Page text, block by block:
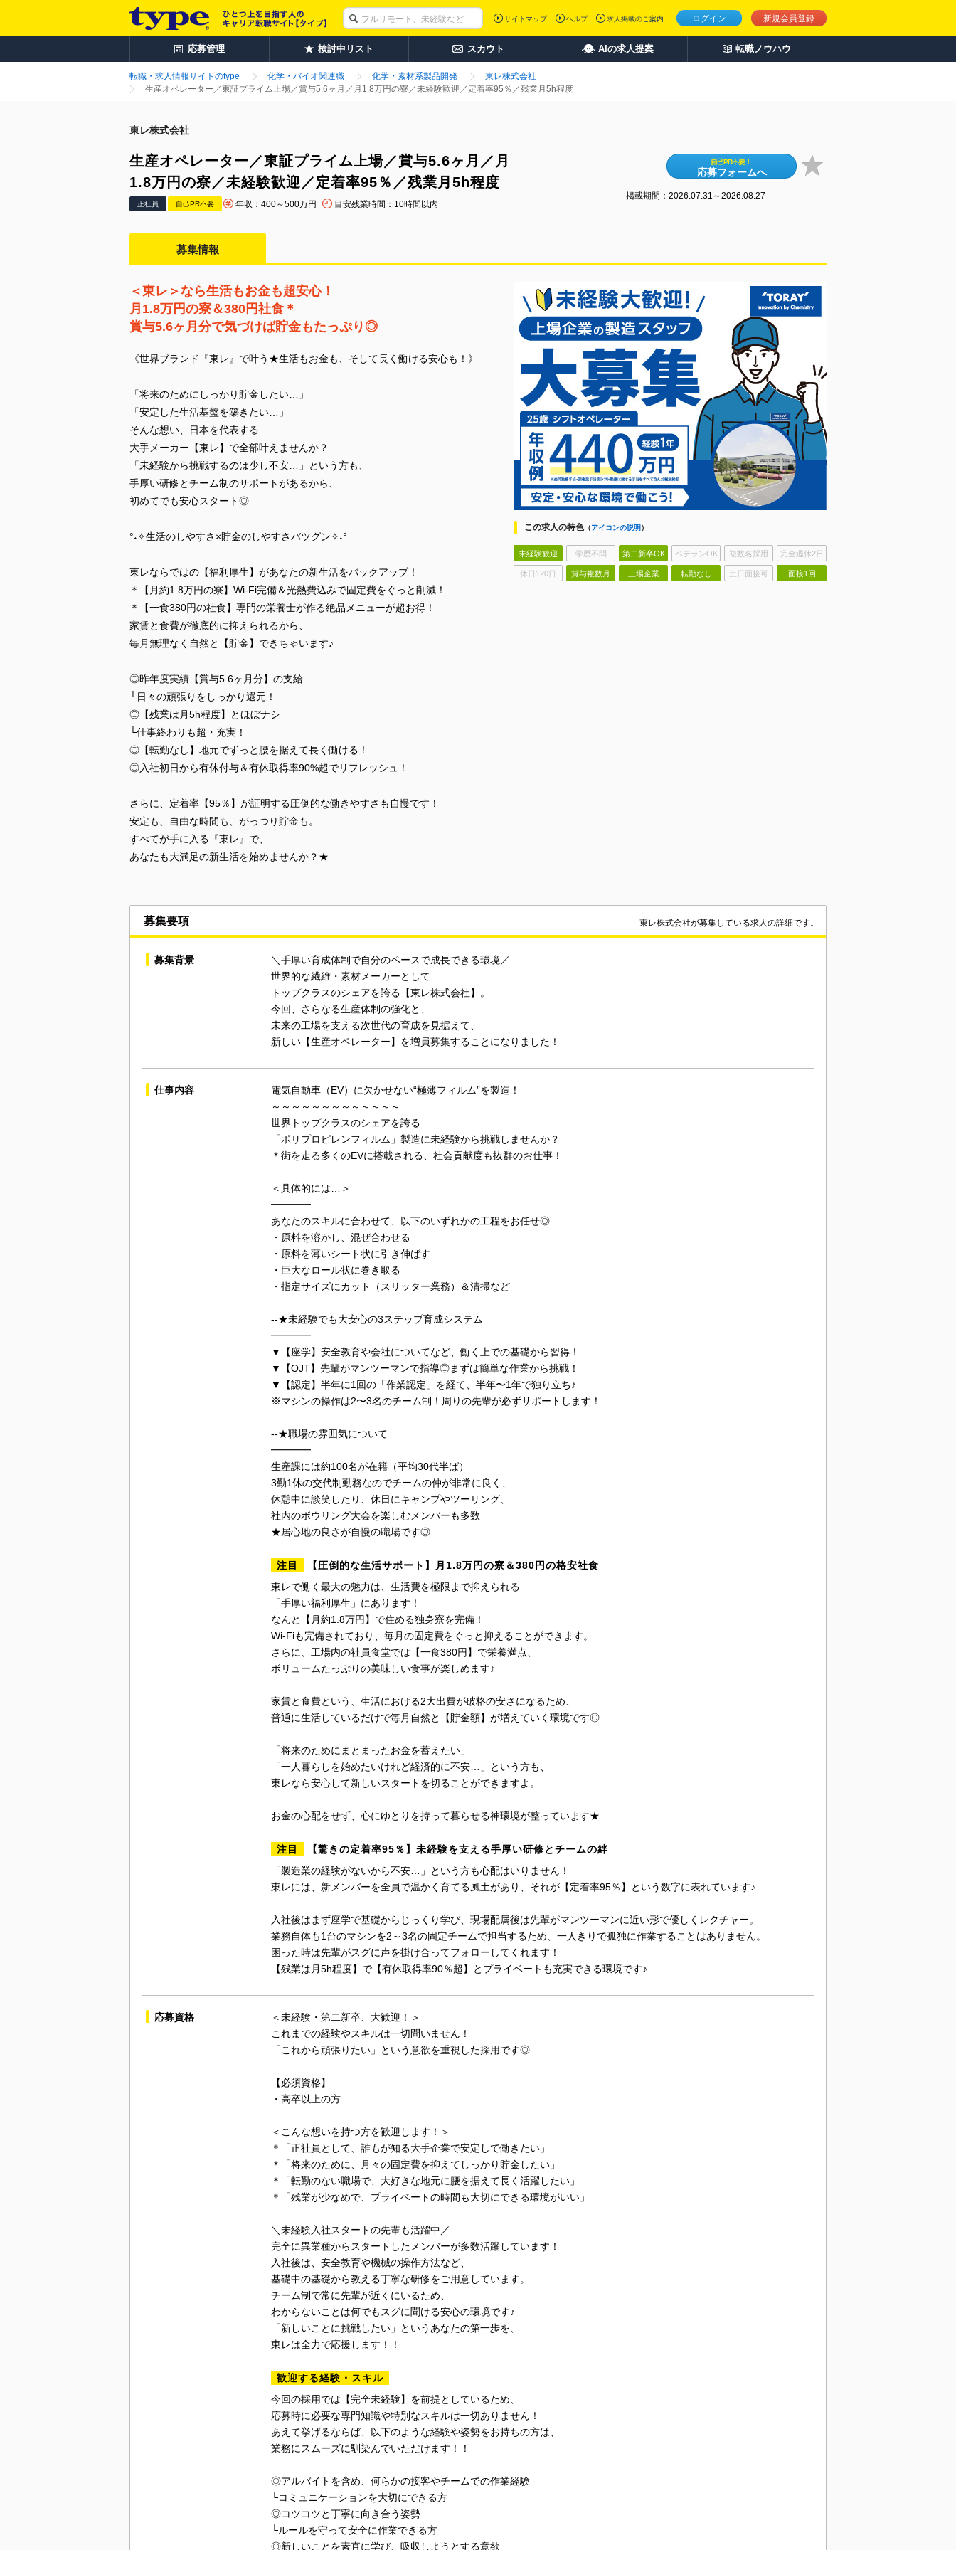
ログイン 新規会員登録
サイトマップ ヘルプ 求人掲載のご案内
応募管理 検討中リスト スカウト AIの求人提案 転職ノウハウ
転職・求人情報サイトのtype 化学・バイオ関連職 化学・素材系製品開発
東レ株式会社
生産オペレーター／東証プライム上場／賞与5.6ヶ月／月1.8万円の寮／未経験歓迎／定着率95％／残業月5h程度
東レ株式会社
生産オペレーター／東証プライム上場／賞与5.6ヶ月／月
1.8万円の寮／未経験歓迎／定着率95％／残業月5h程度
正社員 自己PR不要 年収：400～500万円 目安残業時間：10時間以内
自己PR不要！
応募フォームへ
掲載期間：2026.07.31～2026.08.27
募集情報
この求人の特色（アイコンの説明）
未経験歓迎 学歴不問 第二新卒OK ベテランOK 複数名採用 完全週休2日
休日120日 賞与複数月 上場企業 転勤なし 土日面接可 面接1回
＜東レ＞なら生活もお金も超安心！
月1.8万円の寮＆380円社食＊
賞与5.6ヶ月分で気づけば貯金もたっぷり◎
《世界ブランド『東レ』で叶う★生活もお金も、そして長く働ける安心も！》
「将来のためにしっかり貯金したい…」
「安定した生活基盤を築きたい…」
そんな想い、日本を代表する
大手メーカー【東レ】で全部叶えませんか？
「未経験から挑戦するのは少し不安…」という方も、
手厚い研修とチーム制のサポートがあるから、
初めてでも安心スタート◎
°˖✧生活のしやすさ×貯金のしやすさバツグン✧˖°
東レならではの【福利厚生】があなたの新生活をバックアップ！
＊【月約1.8万円の寮】Wi-Fi完備＆光熱費込みで固定費をぐっと削減！
＊【一食380円の社食】専門の栄養士が作る絶品メニューが超お得！
家賃と食費が徹底的に抑えられるから、
毎月無理なく自然と【貯金】できちゃいます♪
◎昨年度実績【賞与5.6ヶ月分】の支給
└日々の頑張りをしっかり還元！
◎【残業は月5h程度】とほぼナシ
└仕事終わりも超・充実！
◎【転勤なし】地元でずっと腰を据えて長く働ける！
◎入社初日から有休付与＆有休取得率90%超でリフレッシュ！
さらに、定着率【95％】が証明する圧倒的な働きやすさも自慢です！
安定も、自由な時間も、がっつり貯金も。
すべてが手に入る『東レ』で、
あなたも大満足の新生活を始めませんか？★
募集要項 東レ株式会社が募集している求人の詳細です。
募集背景
＼手厚い育成体制で自分のペースで成長できる環境／
世界的な繊維・素材メーカーとして
トップクラスのシェアを誇る【東レ株式会社】。
今回、さらなる生産体制の強化と、
未来の工場を支える次世代の育成を見据えて、
新しい【生産オペレーター】を増員募集することになりました！
仕事内容
電気自動車（EV）に欠かせない“極薄フィルム”を製造！
～～～～～～～～～～～～～
世界トップクラスのシェアを誇る
「ポリプロピレンフィルム」製造に未経験から挑戦しませんか？
＊街を走る多くのEVに搭載される、社会貢献度も抜群のお仕事！
＜具体的には…＞
━━━━
あなたのスキルに合わせて、以下のいずれかの工程をお任せ◎
・原料を溶かし、混ぜ合わせる
・原料を薄いシート状に引き伸ばす
・巨大なロール状に巻き取る
・指定サイズにカット（スリッター業務）＆清掃など
--★未経験でも大安心の3ステップ育成システム
━━━━
▼【座学】安全教育や会社についてなど、働く上での基礎から習得！
▼【OJT】先輩がマンツーマンで指導◎まずは簡単な作業から挑戦！
▼【認定】半年に1回の「作業認定」を経て、半年〜1年で独り立ち♪
※マシンの操作は2〜3名のチーム制！周りの先輩が必ずサポートします！
--★職場の雰囲気について
━━━━
生産課には約100名が在籍（平均30代半ば）
3勤1休の交代制勤務なのでチームの仲が非常に良く、
休憩中に談笑したり、休日にキャンプやツーリング、
社内のボウリング大会を楽しむメンバーも多数
★居心地の良さが自慢の職場です◎
注目
【圧倒的な生活サポート】月1.8万円の寮＆380円の格安社食
東レで働く最大の魅力は、生活費を極限まで抑えられる
「手厚い福利厚生」にあります！
なんと【月約1.8万円】で住める独身寮を完備！
Wi-Fiも完備されており、毎月の固定費をぐっと抑えることができます。
さらに、工場内の社員食堂では【一食380円】で栄養満点、
ボリュームたっぷりの美味しい食事が楽しめます♪
家賃と食費という、生活における2大出費が破格の安さになるため、
普通に生活しているだけで毎月自然と【貯金額】が増えていく環境です◎
「将来のためにまとまったお金を蓄えたい」
「一人暮らしを始めたいけれど経済的に不安…」という方も、
東レなら安心して新しいスタートを切ることができますよ。
お金の心配をせず、心にゆとりを持って暮らせる神環境が整っています★
注目
【驚きの定着率95％】未経験を支える手厚い研修とチームの絆
「製造業の経験がないから不安…」という方も心配はいりません！
東レには、新メンバーを全員で温かく育てる風土があり、それが【定着率95％】という数字に表れています♪
入社後はまず座学で基礎からじっくり学び、現場配属後は先輩がマンツーマンに近い形で優しくレクチャー。
業務自体も1台のマシンを2～3名の固定チームで担当するため、一人きりで孤独に作業することはありません。
困った時は先輩がスグに声を掛け合ってフォローしてくれます！
【残業は月5h程度】で【有休取得率90％超】とプライベートも充実できる環境です♪
応募資格
＜未経験・第二新卒、大歓迎！＞
これまでの経験やスキルは一切問いません！
「これから頑張りたい」という意欲を重視した採用です◎
【必須資格】
・高卒以上の方
＜こんな想いを持つ方を歓迎します！＞
＊「正社員として、誰もが知る大手企業で安定して働きたい」
＊「将来のために、月々の固定費を抑えてしっかり貯金したい」
＊「転勤のない職場で、大好きな地元に腰を据えて長く活躍したい」
＊「残業が少なめで、プライベートの時間も大切にできる環境がいい」
＼未経験入社スタートの先輩も活躍中／
完全に異業種からスタートしたメンバーが多数活躍しています！
入社後は、安全教育や機械の操作方法など、
基礎中の基礎から教える丁寧な研修をご用意しています。
チーム制で常に先輩が近くにいるため、
わからないことは何でもスグに聞ける安心の環境です♪
「新しいことに挑戦したい」というあなたの第一歩を、
東レは全力で応援します！！
歓迎する経験・スキル
今回の採用では【完全未経験】を前提としているため、
応募時に必要な専門知識や特別なスキルは一切ありません！
あえて挙げるならば、以下のような経験や姿勢をお持ちの方は、
業務にスムーズに馴染んでいただけます！！
◎アルバイトを含め、何らかの接客やチームでの作業経験
└コミュニケーションを大切にできる方
◎コツコツと丁寧に向き合う姿勢
└ルールを守って安全に作業できる方
◎新しいことを素直に学び、吸収しようとする意欲